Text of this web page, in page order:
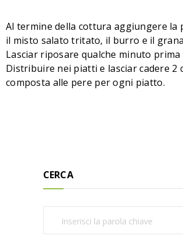
Al termine della cottura aggiungere la
il misto salato tritato, il burro e il
Lasciar riposare qualche minuto prima
Distribuire nei piatti e lasciar cadere 2
composta alle pere per ogni piatto.
CERCA